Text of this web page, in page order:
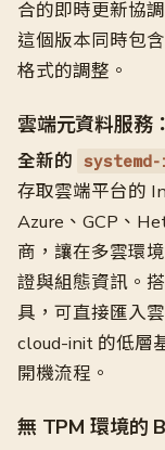
合的即時更新協
這個版本同時包
格式的調整。
雲端元資料服務
全新的 systemd-
存取雲端平台的
Azure、GCP、
商，讓在多雲環
證與組態資訊。
具，可直接匯入
cloud-init 的低層
開機流程。
無 TPM 環境的